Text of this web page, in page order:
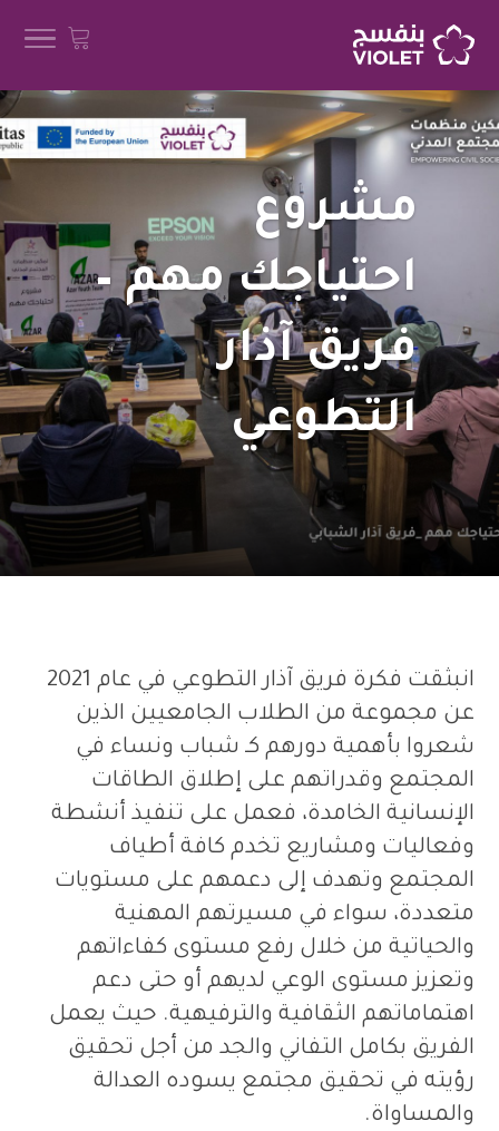
مشروع
احتياجك مهم –
فريق آذار
التطوعي
انبثقت فكرة فريق آذار التطوعي في عام 2021
عن مجموعة من الطلاب الجامعيين الذين
شعروا بأهمية دورهم كـ شباب ونساء في
المجتمع وقدراتهم على إطلاق الطاقات
الإنسانية الخامدة، فعمل على تنفيذ أنشطة
وفعاليات ومشاريع تخدم كافة أطياف
المجتمع وتهدف إلى دعمهم على مستويات
متعددة، سواء في مسيرتهم المهنية
والحياتية من خلال رفع مستوى كفاءاتهم
وتعزيز مستوى الوعي لديهم أو حتى دعم
اهتماماتهم الثقافية والترفيهية. حيث يعمل
الفريق بكامل التفاني والجد من أجل تحقيق
رؤيته في تحقيق مجتمع يسوده العدالة
والمساواة.